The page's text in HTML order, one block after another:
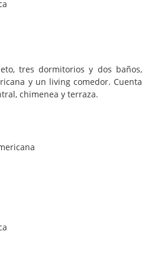
tres dormitorios y dos baños,
y un living comedor. Cuenta
chimenea y terraza.